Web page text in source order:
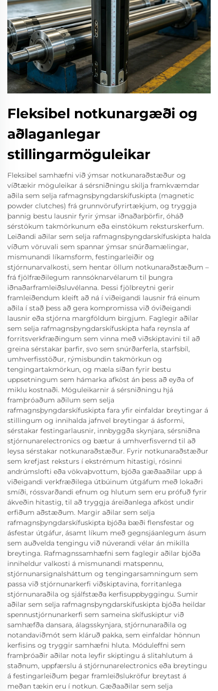
Fleksibel notkunargæði og
aðlaganlegar
stillingarmöguleikar
Fleksibel samhæfni við ýmsar notkunaraðstæður og
víðtækir möguleikar á sérsniðningu skilja framkvæmdar
aðila sem selja rafmagnsþyngdarskífuskipta (magnetic
powder clutches) frá grunnvörufyrirtækjum, og tryggja
þannig bestu lausnir fyrir ýmsar iðnaðarþörfir, óháð
sérstökum takmörkunum eða einstökum reksturskerfum.
Leiðandi aðilar sem selja rafmagnsþyngdarskífuskipta halda
víðum vöruvali sem spannar ýmsar snúrðamælingar,
mismunandi líkamsform, festingarleiðir og
stjórnunarvalkosti, sem hentar öllum notkunaraðstæðum –
frá fjölfræðilegum rannsóknarvélarum til þungra
iðnaðarframleiðsluvélanna. Þessi fjölbreytni gerir
framleiðendum kleift að ná í viðeigandi lausnir frá einum
aðila í stað þess að gera kompromissa við óviðeigandi
lausnir eða stjórna margföldum birgjum. Faglegir aðilar
sem selja rafmagnsþyngdarskífuskipta hafa reynsla af
forritsverkfræðingum sem vinna með viðskiptavini til að
greina sérstakar þarfir, svo sem snúrðarferla, starfsbíl,
umhverfisstöður, rýmisbundin takmörkun og
tengingartakmörkun, og mæla síðan fyrir bestu
uppsetningum sem hámarka afköst án þess að eyða of
miklu kostnaði. Möguleikarnir á sérsniðningu hjá
framþróaðum aðilum sem selja
rafmagnsþyngdarskífuskipta fara yfir einfaldar breytingar á
stillingum og innihalda jafnvel breytingar á ásformi,
sérstakar festingarlausnir, innbyggða skynjara, sérsniðna
stjórnunarelectronics og bætur á umhverfisvernd til að
leysa sérstakar notkunaraðstæður. Fyrir notkunaraðstæður
sem krefjast reksturs í ekstrémum hitastigi, rósinni
andrúmslofti eða vökvaþvottum, bjóða gæðaaðilar upp á
viðeigandi verkfræðilega útbúinum útgáfum með lokaðri
smíði, róssvarðandi efnum og hlutum sem eru prófuð fyrir
ákveðin hitastig, til að tryggja áreiðanlega afköst undir
erfiðum aðstæðum. Margir aðilar sem selja
rafmagnsþyngdarskífuskipta bjóða bæði flensfestar og
ásfestar útgáfur, ásamt líkum með gegnsjáanlegum ásum
sem auðvelda tengingu við núverandi vélar án mikilla
breytinga. Rafmagnssamhæfni sem faglegir aðilar bjóða
inniheldur valkosti á mismunandi matspennu,
stjórnunarsignalsháttum og tengingarsamningum sem
passa við stjórnunarkerfi viðskiptavina, forritanlega
stjórnunaraðila og sjálfstæða kerfisuppbyggingu. Sumir
aðilar sem selja rafmagnsþyngdarskífuskipta bjóða heildar
spennustjórnunarkerfi sem sameina skífuskiptur við
samhæfða dansara, álagsskynjara, stjórnunaraðila og
notandaviðmót sem kláruð pakka, sem einfaldar hönnun
kerfisins og tryggir samhæfni hluta. Móduleffni sem
framþróaðir aðilar nota leyfir skiptingu á slitahlutum á
staðnum, uppfærslu á stjórnunarelectronics eða breytingu
á festingarleiðum þegar framleiðslukröfur breytast á
meðan tækin eru í notkun. Gæðaaðilar sem selja